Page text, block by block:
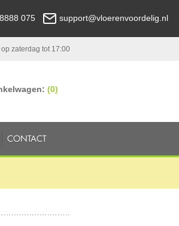
075 support@vloerenvoordelig.nl
zaterdag tot 17:00
(0)
CONTACT